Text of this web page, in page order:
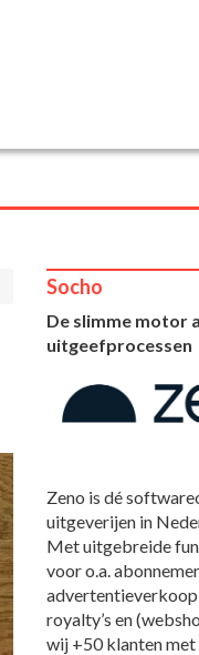
Socho
De slimme motor
uitgeefprocessen
Zeno is dé
uitgeverijen in
Met uitgebreide
voor o.a.
royalty’s en
wij +50 klanten